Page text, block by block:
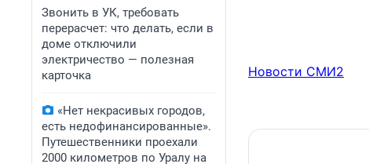
Звонить в УК, требовать
перерасчет: что делать, если в
доме отключили
электричество — полезная
карточка
«Нет некрасивых городов,
есть недофинансированные».
Путешественники проехали
2000 километров по Уралу на
Новости СМИ2